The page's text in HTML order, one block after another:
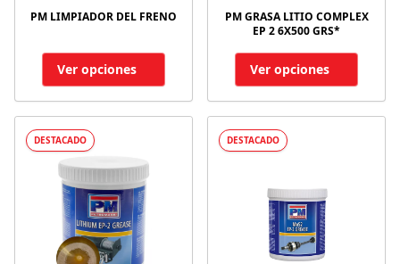
PM LIMPIADOR DEL FRENO
Ver opciones
PM GRASA LITIO COMPLEX
EP 2 6X500 GRS*
Ver opciones
DESTACADO DESTACADO